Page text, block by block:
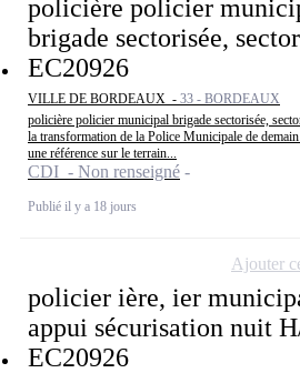
policière policier
brigade sectorisée,
EC20926
VILLE DE BORDEAUX - 33 - BORDEAUX
policière policier municipal brigade sectorisée,
la transformation de la Police Municipale de
une référence sur le terrain...
CDI - Non renseigné
Publié il y a 18 jours
policier ière, ier
appui sécurisation nuit
EC20926
Ajouter